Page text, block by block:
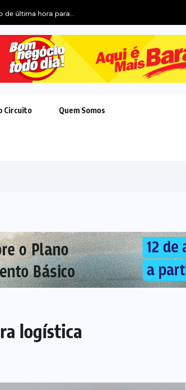
de última hora para...
Circuito Quem Somos
logística